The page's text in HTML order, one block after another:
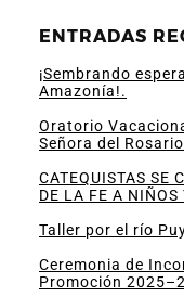
ENTRADAS
¡Sembrando
Amazonía!.
Oratorio
Señora del
CATEQUISTAS SE
DE LA FE A NIÑOS
Taller por el río
Ceremonia de
Promoción